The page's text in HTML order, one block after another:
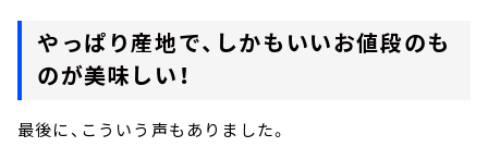
やっぱり産地で、しかもいいお値段のも
のが美味しい！
最後に、こういう声もありました。